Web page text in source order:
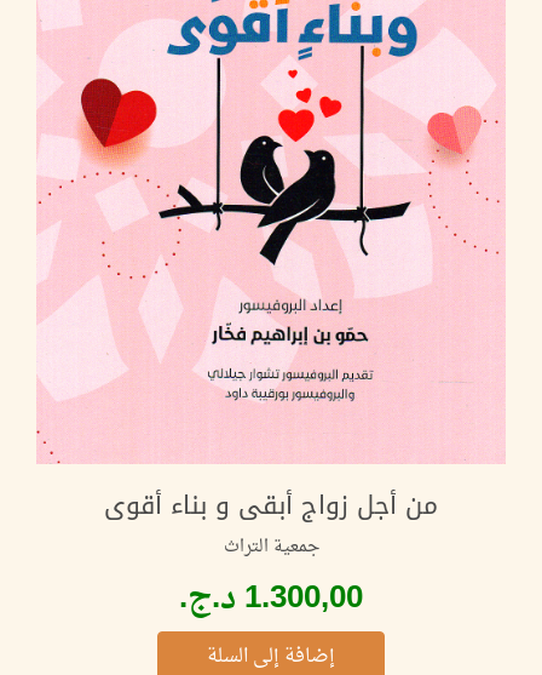
من أجل زواج أبقى و بناء أقوى
جمعية التراث
إضافة إلى السلة